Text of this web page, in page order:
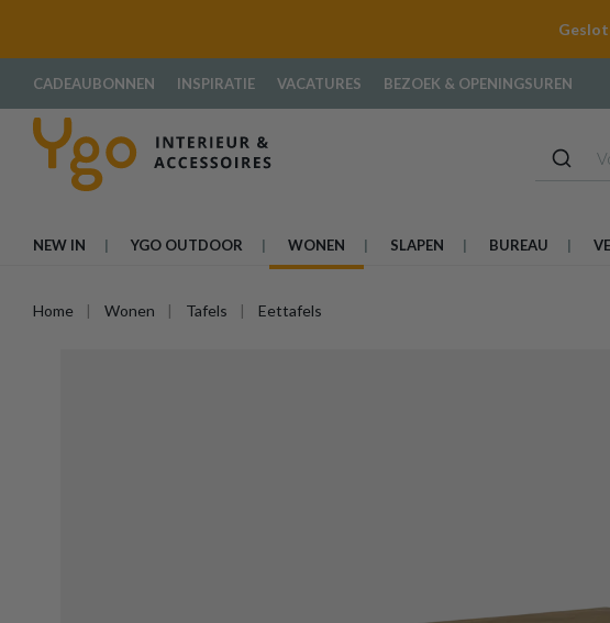
CADEAUBONNEN INSPIRATIE VACATURES BEZOEK & OPENINGSUREN
NEW IN YGO OUTDOOR WONEN SLAPEN BUREAU
Home Wonen Tafels Eettafels